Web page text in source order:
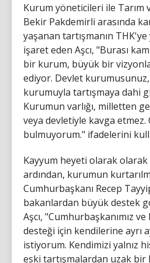
Kurum yöneticileri ile Tarım
Bekir Pakdemirli arasında
yaşanan tartışmanın THK'ye
işaret eden Aşcı, "Burası
bir kurum, büyük bir
ediyor. Devlet
kurumuyla tartışmaya dahi
Kurumun varlığı, milletten
veya devletiyle kavga
bulmuyorum." ifadelerini
Kayyum heyeti olarak olarak
ardından, kurumun
Cumhurbaşkanı Recep
bakanlardan büyük destek
Aşcı, "Cumhurbaşkanımız ve
desteği için kendilerine ayrı
istiyorum. Kendimizi yalnız
eski tartışmalardan uzak